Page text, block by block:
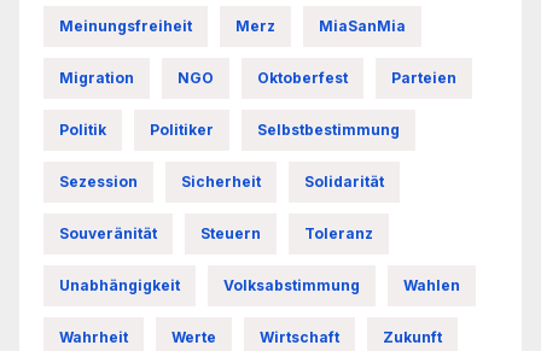
Meinungsfreiheit Merz MiaSanMia
Migration NGO Oktoberfest Parteien
Politik Politiker Selbstbestimmung
Sezession Sicherheit Solidarität
Souveränität Steuern Toleranz
Unabhängigkeit Volksabstimmung Wahlen
Wahrheit Werte Wirtschaft Zukunft